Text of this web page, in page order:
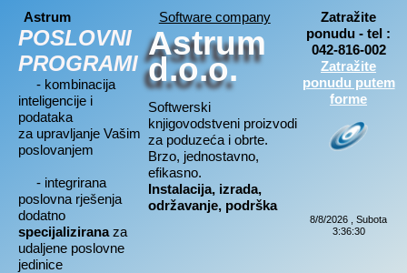
Astrum
POSLOVNI
PROGRAMI
- kombinacija
inteligencije i
podataka
za upravljanje Vašim
poslovanjem
- integrirana
poslovna rješenja
dodatno
specijaliziranaza
udaljene poslovne
jedinice
Software company
Astrum
d.o.o.
Softwerski
knjigovodstveni proizvodi
za poduzeća i obrte.
Brzo, jednostavno,
efikasno.
Instalacija, izrada,
održavanje, podrška
Zatražite
ponudu - tel :
042-816-002
Zatražite
ponudu putem
forme
8/8/2026 , Subota
3:36:30